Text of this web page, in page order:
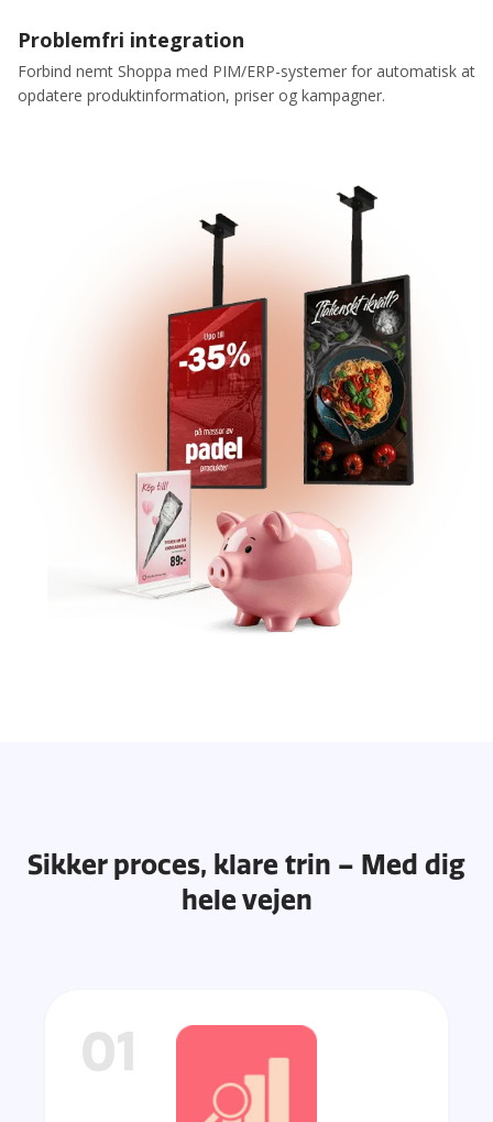
Problemfri integration
Forbind nemt Shoppa med PIM/ERP-systemer for automatisk at
opdatere produktinformation, priser og kampagner.
Sikker proces, klare trin – Med dig
hele vejen
01